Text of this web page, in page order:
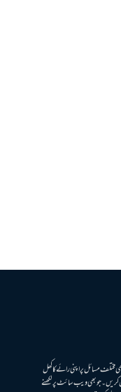
مختلف مسائل پر اپنی رائے کا کھل
کریں۔ جو بھی ویب سائٹ پر لکھنے